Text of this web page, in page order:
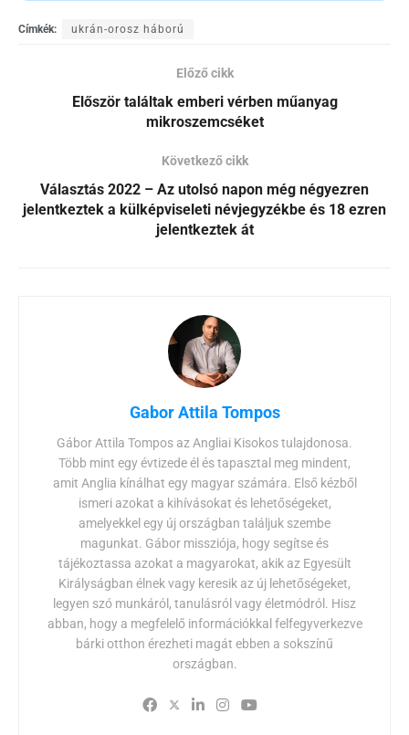
Címkék: ukrán-orosz háború
Előző cikk
Először találtak emberi vérben műanyag
mikroszemcséket
Következő cikk
Választás 2022 – Az utolsó napon még négyezren
jelentkeztek a külképviseleti névjegyzékbe és 18 ezren
jelentkeztek át
Gabor Attila Tompos
Gábor Attila Tompos az Angliai Kisokos tulajdonosa.
Több mint egy évtizede él és tapasztal meg mindent,
amit Anglia kínálhat egy magyar számára. Első kézből
ismeri azokat a kihívásokat és lehetőségeket,
amelyekkel egy új országban találjuk szembe
magunkat. Gábor missziója, hogy segítse és
tájékoztassa azokat a magyarokat, akik az Egyesült
Királyságban élnek vagy keresik az új lehetőségeket,
legyen szó munkáról, tanulásról vagy életmódról. Hisz
abban, hogy a megfelelő információkkal felfegyverkezve
bárki otthon érezheti magát ebben a sokszínű
országban.